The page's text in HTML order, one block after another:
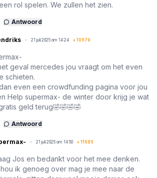
rol spelen. We zullen het zien.
Antwoord
21 juli 2025 om 14:24 + 10579
geval mercedes jou vraagt om het even
schieten.
even een crowdfunding pagina voor jou
Help supermax- de winter door krijg je wat
geld terug🤣🤣🤣🤣
Antwoord
21 juli 2025 om 14:50 + 11685
Jos en bedankt voor het mee denken.
hou ik genoeg over mag je mee naar de